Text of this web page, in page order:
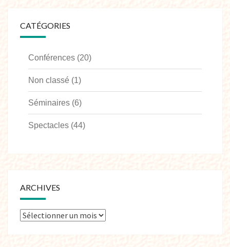
CATÉGORIES
Conférences (20)
Non classé (1)
Séminaires (6)
Spectacles (44)
ARCHIVES